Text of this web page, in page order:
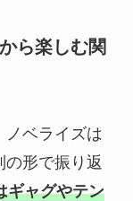
ら楽しむ関
ノベライズは
形で振り返
ギャグやテン